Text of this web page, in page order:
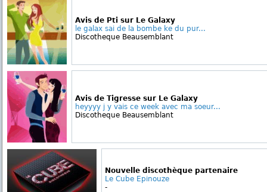
Avis de Pti sur Le Galaxy
le galax sai de la bombe ke du pur...
Discotheque Beausemblant
Avis de Tigresse sur Le Galaxy
heyyyy j y vais ce week avec ma soeur...
Discotheque Beausemblant
Nouvelle discothèque partenaire
Le Cube Epinouze
-